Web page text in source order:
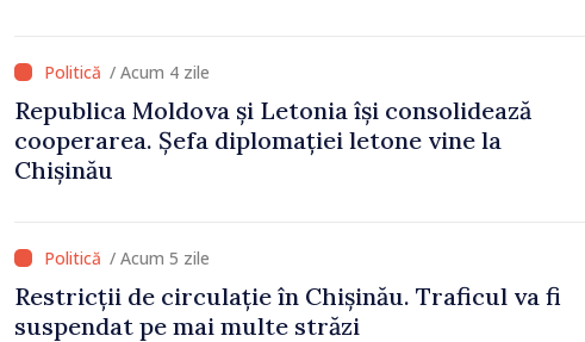
/ Acum 4 zile
Republica Moldova și Letonia își consolidează
cooperarea. Șefa diplomației letone vine la
Chișinău
/ Acum 5 zile
Restricții de circulație în Chișinău. Traficul va fi
suspendat pe mai multe străzi